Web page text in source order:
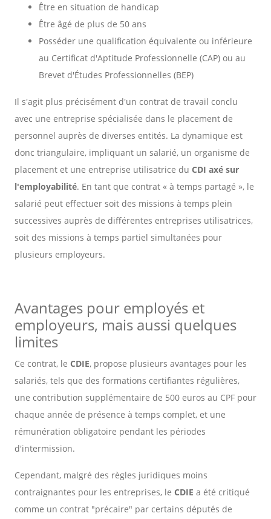
Être en situation de handicap
Être âgé de plus de 50 ans
Posséder une qualification équivalente ou inférieure
au Certificat d'Aptitude Professionnelle (CAP) ou au
Brevet d'Études Professionnelles (BEP)
Il s'agit plus précisément d'un contrat de travail conclu
avec une entreprise spécialisée dans le placement de
personnel auprès de diverses entités. La dynamique est
donc triangulaire, impliquant un salarié, un organisme de
placement et une entreprise utilisatrice du CDI axé sur
l'employabilité. En tant que contrat « à temps partagé », le
salarié peut effectuer soit des missions à temps plein
successives auprès de différentes entreprises utilisatrices,
soit des missions à temps partiel simultanées pour
plusieurs employeurs.
Avantages pour employés et
employeurs, mais aussi quelques
limites
Ce contrat, le CDIE, propose plusieurs avantages pour les
salariés, tels que des formations certifiantes régulières,
une contribution supplémentaire de 500 euros au CPF pour
chaque année de présence à temps complet, et une
rémunération obligatoire pendant les périodes
d'intermission.
Cependant, malgré des règles juridiques moins
contraignantes pour les entreprises, le CDIE a été critiqué
comme un contrat "précaire" par certains députés de